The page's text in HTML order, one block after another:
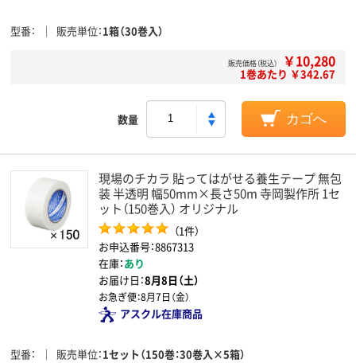
型番 販売単位 1箱（30巻入）
販売価格（税込） ￥10,280
1巻あたり ￥342.67
数量 カゴへ
現場のチカラ 貼ってはがせる養生テープ 無包
装 半透明 幅50mm×長さ50m 寺岡製作所 1セ
ット（150巻入） オリジナル
（1件）
お申込番号：8867313
在庫：あり
お届け日：8月8日（土）
お急ぎ便：8月7日（金）
アスクル在庫商品
型番 販売単位 1セット（150巻：30巻入×5箱）